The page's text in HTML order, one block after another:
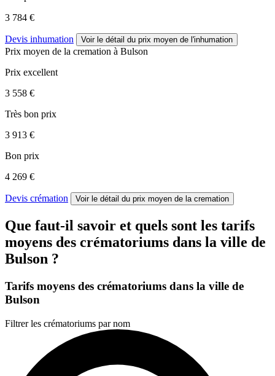
3 784 €
Devis inhumation Voir le détail du prix moyen de l'inhumation
Prix moyen de la cremation à Bulson
Prix excellent
3 558 €
Très bon prix
3 913 €
Bon prix
4 269 €
Devis crémation Voir le détail du prix moyen de la cremation
Que faut-il savoir et quels sont les tarifs
moyens des crématoriums dans la ville de
Bulson ?
Tarifs moyens des crématoriums dans la ville de
Bulson
Filtrer les crématoriums par nom